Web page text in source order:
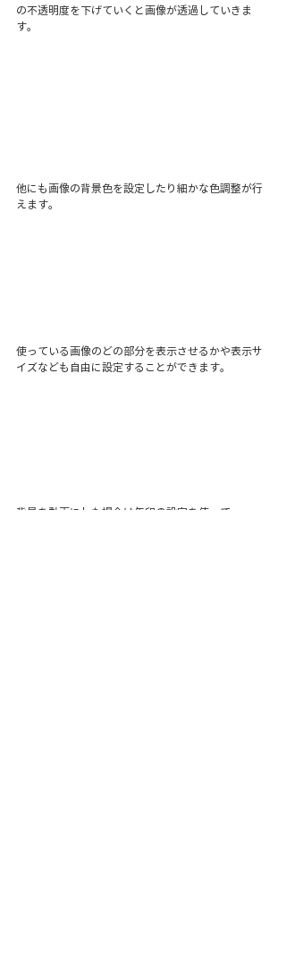
の不透明度を下げていくと画像が透過していきま
す。
他にも画像の背景色を設定したり細かな色調整が行
えます。
使っている画像のどの部分を表示させるかや表示サ
イズなども自由に設定することができます。
背景を動画にした場合は矢印の設定を使って